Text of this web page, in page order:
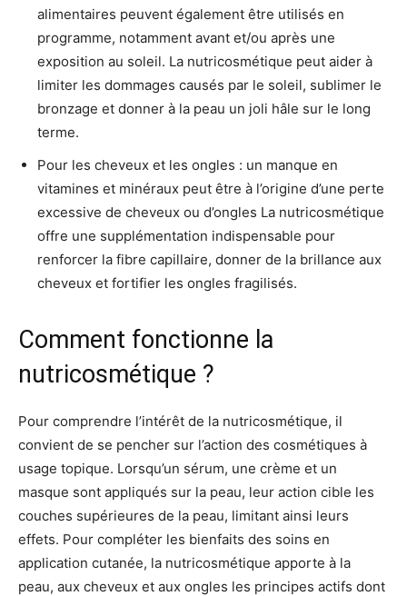
alimentaires peuvent également être utilisés en
programme, notamment avant et/ou après une
exposition au soleil. La nutricosmétique peut aider à
limiter les dommages causés par le soleil, sublimer le
bronzage et donner à la peau un joli hâle sur le long
terme.
Pour les cheveux et les ongles : un manque en
vitamines et minéraux peut être à l’origine d’une perte
excessive de cheveux ou d’ongles La nutricosmétique
offre une supplémentation indispensable pour
renforcer la fibre capillaire, donner de la brillance aux
cheveux et fortifier les ongles fragilisés.
Comment fonctionne la
nutricosmétique ?
Pour comprendre l’intérêt de la nutricosmétique, il
convient de se pencher sur l’action des cosmétiques à
usage topique. Lorsqu’un sérum, une crème et un
masque sont appliqués sur la peau, leur action cible les
couches supérieures de la peau, limitant ainsi leurs
effets. Pour compléter les bienfaits des soins en
application cutanée, la nutricosmétique apporte à la
peau, aux cheveux et aux ongles les principes actifs dont